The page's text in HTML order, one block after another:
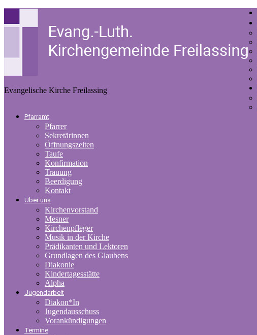
Evangelische Kirche Freilassing
Pfarramt
Pfarrer
Sekretärinnen
Öffnungszeiten
Taufe
Konfirmation
Trauung
Beerdigung
Kontakt
Über uns
Kirchenvorstand
Mesner
Kirchenpfleger
Musik in der Kirche
Prädikanten und Lektoren
Grundlagen des Glaubens
Diakonie
Kindertagesstätte
Alpha
Jugendarbeit
Diakon*In
Jugendausschuss
Vorankündigungen
Termine